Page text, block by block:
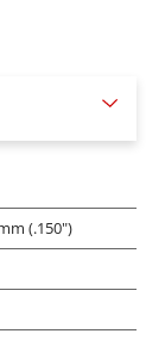
(.150")